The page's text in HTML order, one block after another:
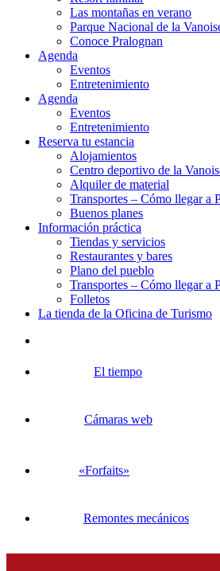
Las montañas en verano
Parque Nacional de la
Conoce Pralognan
Agenda
Eventos
Entretenimiento
Agenda
Eventos
Entretenimiento
Reserva tu estancia
Alojamientos
Centro deportivo de la
Alquiler de material
Transportes – Cómo llegar a
Buenos planes
Información práctica
Tiendas y servicios
Restaurantes y bares
Plano del pueblo
Transportes – Cómo llegar a
Folletos
La tienda de la Oficina de Turismo
El tiempo
Cámaras web
«Forfaits»
Remontes mecánicos